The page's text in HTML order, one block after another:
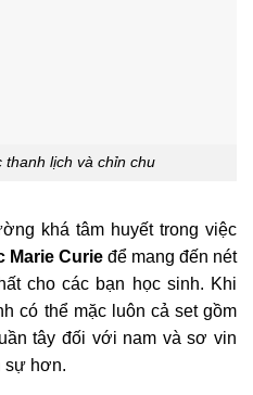
lịch và chỉn chu
khá tâm huyết trong việc
Marie Curie để mang đến nét
cho các bạn học sinh. Khi
có thể mặc luôn cả set gồm
tây đối với nam và sơ vin
sự hơn.